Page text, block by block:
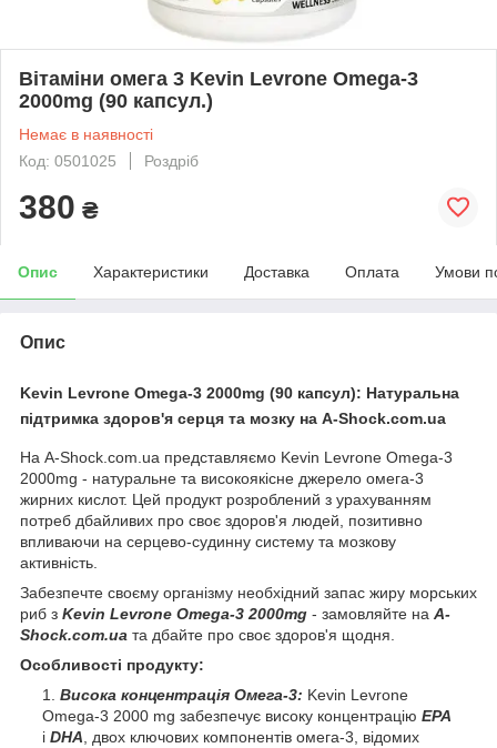
Вітаміни омега 3 Kevin Levrone Omega-3
2000mg (90 капсул.)
Немає в наявності
Код: 0501025
Роздріб
380 ₴
Опис Характеристики Доставка Оплата Умови
Опис
Kevin Levrone Omega-3 2000mg (90 капсул): Натуральна
підтримка здоров'я серця та мозку на A-Shock.com.ua
На A-Shock.com.ua представляємо Kevin Levrone Omega-3
2000mg - натуральне та високоякісне джерело омега-3
жирних кислот. Цей продукт розроблений з урахуванням
потреб дбайливих про своє здоров'я людей, позитивно
впливаючи на серцево-судинну систему та мозкову
активність.
Забезпечте своєму організму необхідний запас жиру морських
риб з Kevin Levrone Omega-3 2000mg - замовляйте на A-
Shock.com.ua та дбайте про своє здоров'я щодня.
Особливості продукту:
Висока концентрація Омега-3: Kevin Levrone
Omega-3 2000 mg забезпечує високу концентрацію EPA
і DHA, двох ключових компонентів омега-3, відомих